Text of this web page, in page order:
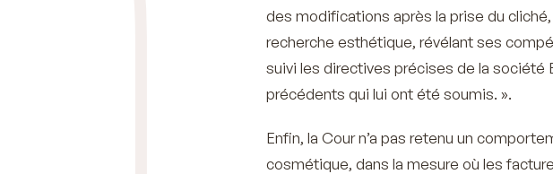
des modifications après la prise du
recherche esthétique, révélant ses
suivi les directives précises de la société
précédents qui lui ont été soumis. ».
Enfin, la Cour n’a pas retenu un
cosmétique, dans la mesure où les